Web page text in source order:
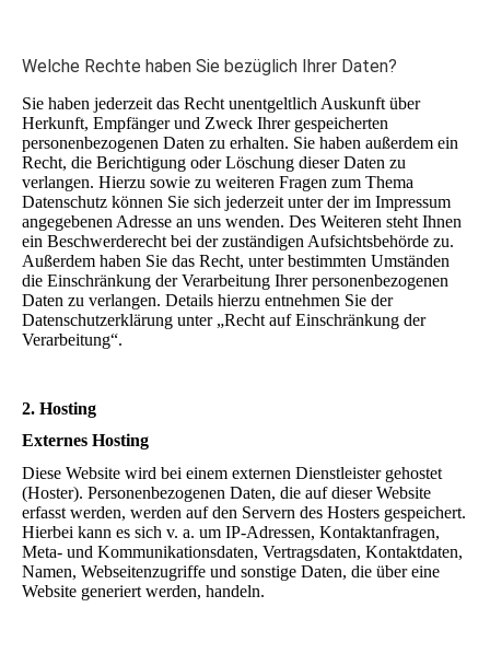
Welche Rechte haben Sie bezüglich Ihrer Daten?
Sie haben jederzeit das Recht unentgeltlich Auskunft über
Herkunft, Empfänger und Zweck Ihrer gespeicherten
personenbezogenen Daten zu erhalten. Sie haben außerdem ein
Recht, die Berichtigung oder Löschung dieser Daten zu
verlangen. Hierzu sowie zu weiteren Fragen zum Thema
Datenschutz können Sie sich jederzeit unter der im Impressum
angegebenen Adresse an uns wenden. Des Weiteren steht Ihnen
ein Beschwerderecht bei der zuständigen Aufsichtsbehörde zu.
Außerdem haben Sie das Recht, unter bestimmten Umständen
die Einschränkung der Verarbeitung Ihrer personenbezogenen
Daten zu verlangen. Details hierzu entnehmen Sie der
Datenschutzerklärung unter „Recht auf Einschränkung der
Verarbeitung“.
2. Hosting
Externes Hosting
Diese Website wird bei einem externen Dienstleister gehostet
(Hoster). Personenbezogenen Daten, die auf dieser Website
erfasst werden, werden auf den Servern des Hosters gespeichert.
Hierbei kann es sich v. a. um IP-Adressen, Kontaktanfragen,
Meta- und Kommunikationsdaten, Vertragsdaten, Kontaktdaten,
Namen, Webseitenzugriffe und sonstige Daten, die über eine
Website generiert werden, handeln.